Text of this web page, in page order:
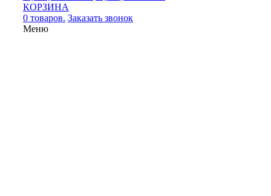
КОРЗИНА
0 товаров. Заказать звонок
Меню